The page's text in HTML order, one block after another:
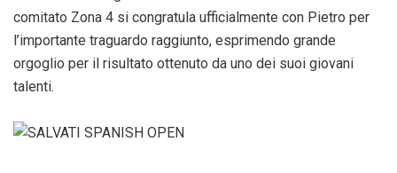
comitato Zona 4 si congratula ufficialmente con Pietro per
l’importante traguardo raggiunto, esprimendo grande
orgoglio per il risultato ottenuto da uno dei suoi giovani
talenti.